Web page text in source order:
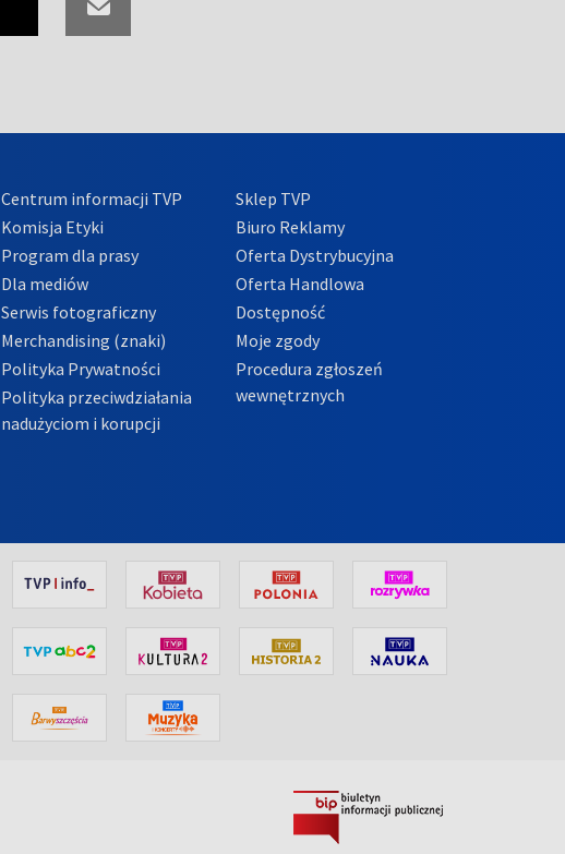
Centrum informacji TVP
Komisja Etyki
Program dla prasy
Dla mediów
Serwis fotograficzny
Merchandising (znaki)
Polityka Prywatności
Polityka przeciwdziałania
nadużyciom i korupcji
Sklep TVP
Biuro Reklamy
Oferta Dystrybucyjna
Oferta Handlowa
Dostępność
Moje zgody
Procedura zgłoszeń
wewnętrznych